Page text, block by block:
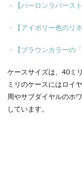
・【パーロンラバース
・【アイボリー色のリ
・【ブラウンカラーの
ケースサイズは、40ミ
ミリのケースにはロイ
周やサブダイヤルのホ
しています。